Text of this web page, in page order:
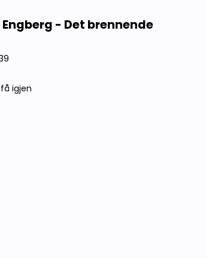
- Det brennende
igjen